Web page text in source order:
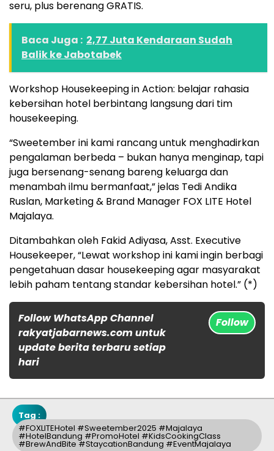
seru, plus berenang GRATIS.
Baca Juga : 2,77 Juta Kendaraan Sudah
Balik ke Jabotabek
Workshop Housekeeping in Action: belajar rahasia
kebersihan hotel berbintang langsung dari tim
housekeeping.
“Sweetember ini kami rancang untuk menghadirkan
pengalaman berbeda – bukan hanya menginap, tapi
juga bersenang-senang bareng keluarga dan
menambah ilmu bermanfaat,” jelas Tedi Andika
Ruslan, Marketing & Brand Manager FOX LITE Hotel
Majalaya.
Ditambahkan oleh Fakid Adiyasa, Asst. Executive
Housekeeper, “Lewat workshop ini kami ingin berbagi
pengetahuan dasar housekeeping agar masyarakat
lebih paham tentang standar kebersihan hotel.” (*)
Follow WhatsApp Channel
rakyatjabarnews.com untuk
update berita terbaru setiap
hari
Follow
Tag :
#FOXLITEHotel #Sweetember2025 #Majalaya
#HotelBandung #PromoHotel #KidsCookingClass
#BrewAndBite #StaycationBandung #EventMajalaya